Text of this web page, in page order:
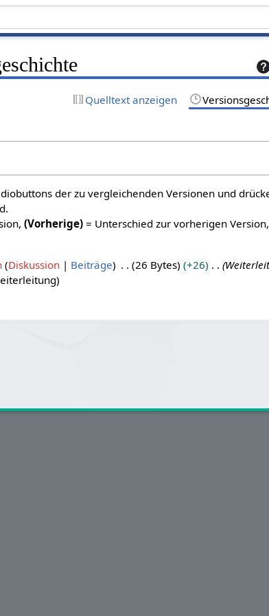
Quelltext anzeigen
der zu vergleichenden Versionen und
(Vorherige) = Unterschied zur vorherigen Version,
Diskussion Beiträge 26 Bytes +26